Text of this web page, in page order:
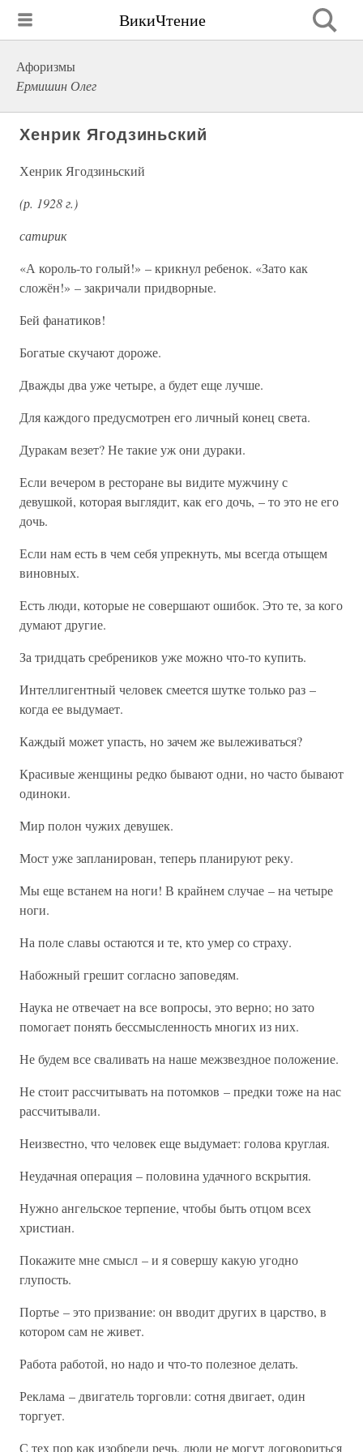
ВикиЧтение
Афоризмы
Ермишин Олег
Хенрик Ягодзиньский
Хенрик Ягодзиньский
(р. 1928 г.)
сатирик
«А король-то голый!» – крикнул ребенок. «Зато как
сложён!» – закричали придворные.
Бей фанатиков!
Богатые скучают дороже.
Дважды два уже четыре, а будет еще лучше.
Для каждого предусмотрен его личный конец света.
Дуракам везет? Не такие уж они дураки.
Если вечером в ресторане вы видите мужчину с
девушкой, которая выглядит, как его дочь, – то это не его
дочь.
Если нам есть в чем себя упрекнуть, мы всегда отыщем
виновных.
Есть люди, которые не совершают ошибок. Это те, за кого
думают другие.
За тридцать сребреников уже можно что-то купить.
Интеллигентный человек смеется шутке только раз –
когда ее выдумает.
Каждый может упасть, но зачем же вылеживаться?
Красивые женщины редко бывают одни, но часто бывают
одиноки.
Мир полон чужих девушек.
Мост уже запланирован, теперь планируют реку.
Мы еще встанем на ноги! В крайнем случае – на четыре
ноги.
На поле славы остаются и те, кто умер со страху.
Набожный грешит согласно заповедям.
Наука не отвечает на все вопросы, это верно; но зато
помогает понять бессмысленность многих из них.
Не будем все сваливать на наше межзвездное положение.
Не стоит рассчитывать на потомков – предки тоже на нас
рассчитывали.
Неизвестно, что человек еще выдумает: голова круглая.
Неудачная операция – половина удачного вскрытия.
Нужно ангельское терпение, чтобы быть отцом всех
христиан.
Покажите мне смысл – и я совершу какую угодно
глупость.
Портье – это призвание: он вводит других в царство, в
котором сам не живет.
Работа работой, но надо и что-то полезное делать.
Реклама – двигатель торговли: сотня двигает, один
торгует.
С тех пор как изобрели речь, люди не могут договориться